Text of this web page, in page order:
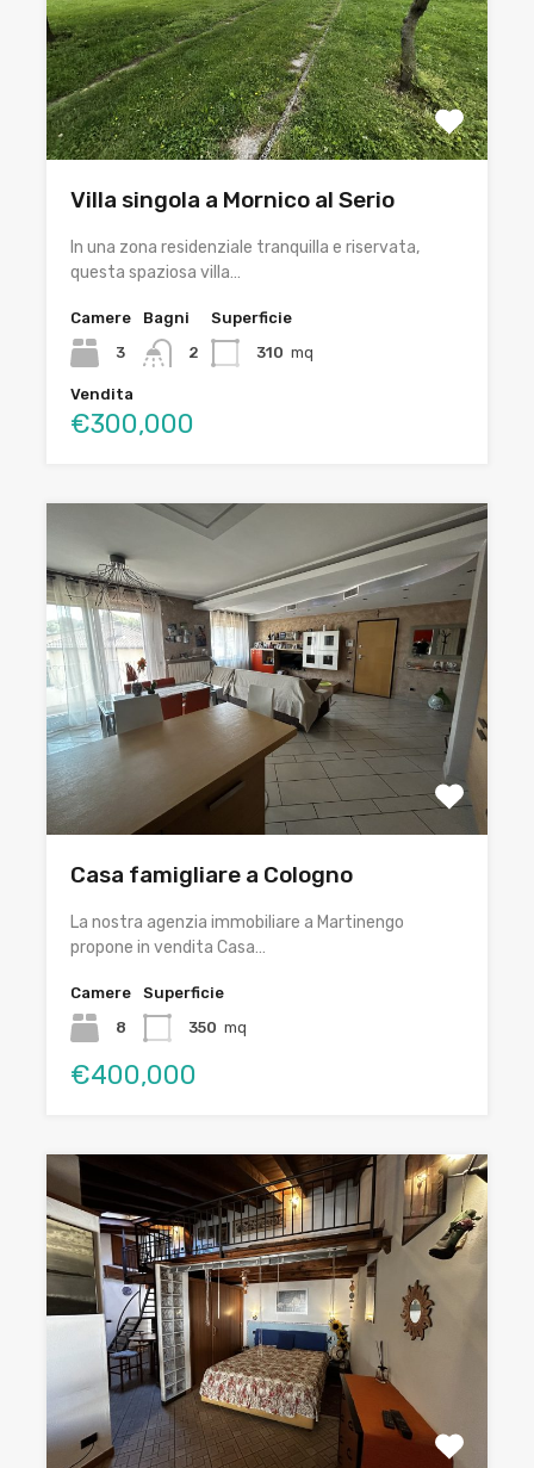
Villa singola a Mornico al Serio
In una zona residenziale tranquilla e riservata,
questa spaziosa villa…
Camere
3
Bagni
2
Superficie
310 mq
Vendita
€300,000
Casa famigliare a Cologno
La nostra agenzia immobiliare a Martinengo
propone in vendita Casa…
Camere
8
Superficie
350 mq
€400,000